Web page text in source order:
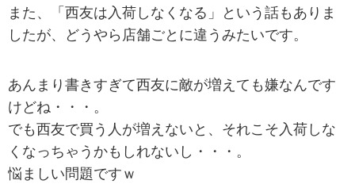
また、「西友は入荷しなくなる」という話もありま
したが、どうやら店舗ごとに違うみたいです。
あんまり書きすぎて西友に敵が増えても嫌なんです
けどね・・・。
でも西友で買う人が増えないと、それこそ入荷しな
くなっちゃうかもしれないし・・・。
悩ましい問題ですｗ